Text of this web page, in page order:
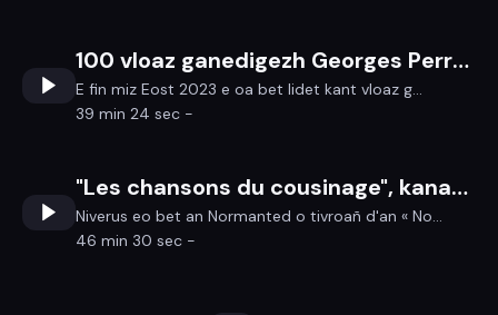
100 vloaz ganedigezh Georges Perros gant Louis-Jacques Suignard
E fin miz Eost 2023 e oa bet lidet kant vloaz g...
39 min 24 sec -
"Les chansons du cousinage", kanaouennoù boutin etre Normandi ha Norzh Amerika
Niverus eo bet an Normanted o tivroañ d'an « No...
46 min 30 sec -